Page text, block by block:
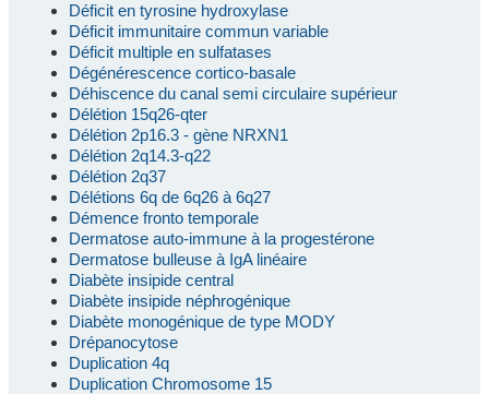
Déficit en tyrosine hydroxylase
Déficit immunitaire commun variable
Déficit multiple en sulfatases
Dégénérescence cortico-basale
Déhiscence du canal semi circulaire supérieur
Délétion 15q26-qter
Délétion 2p16.3 - gène NRXN1
Délétion 2q14.3-q22
Délétion 2q37
Délétions 6q de 6q26 à 6q27
Démence fronto temporale
Dermatose auto-immune à la progestérone
Dermatose bulleuse à IgA linéaire
Diabète insipide central
Diabète insipide néphrogénique
Diabète monogénique de type MODY
Drépanocytose
Duplication 4q
Duplication Chromosome 15